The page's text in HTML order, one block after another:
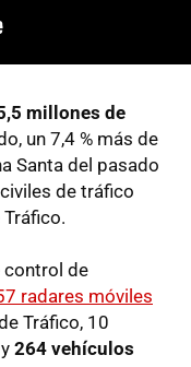
millones de
un 7,4 % más de
Santa del pasado
de tráfico
control de
radares móviles
Tráfico, 10
y 264 vehículos